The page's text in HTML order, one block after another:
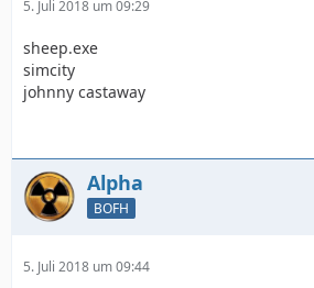
5. Juli 2018 um 09:29
sheep.exe
simcity
johnny castaway
Alpha
BOFH
5. Juli 2018 um 09:44